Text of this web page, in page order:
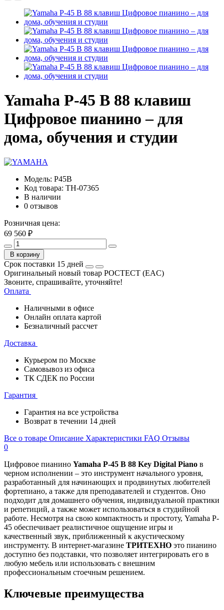
Yamaha P-45 B 88 клавиш
Цифровое пианино – для
дома, обучения и студии
Модель: P45B
Код товара: TH-07365
В наличии
0 отзывов
Розничная цена:
69 560 ₽
В корзину
Срок поставки 15 дней
Оригинальный новый товар РОСТЕСТ (EAC)
Звоните, спрашивайте, уточняйте!
Оплата
Наличными в офисе
Онлайн оплата картой
Безналичный рассчет
Доставка
Курьером по Москве
Самовывоз из офиса
ТК СДЕК по России
Гарантия
Гарантия на все устройства
Возврат в течении 14 дней
Все о товаре Описание Характеристики FAQ Отзывы
0
Цифровое пианино Yamaha P-45 B 88 Key Digital Piano в
черном исполнении – это инструмент начального уровня,
разработанный для начинающих и продвинутых любителей
фортепиано, а также для преподавателей и студентов. Оно
подходит для домашнего обучения, индивидуальной практики
и репетиций, а также может использоваться в студийной
работе. Несмотря на свою компактность и простоту, Yamaha P-
45 обеспечивает реалистичное ощущение игры и
качественный звук, приближенный к акустическому
инструменту. В интернет-магазине ТРИТЕХНО это пианино
доступно без подставки, что позволяет интегрировать его в
любую мебель или использовать с внешним
профессиональным стоечным решением.
Ключевые преимущества